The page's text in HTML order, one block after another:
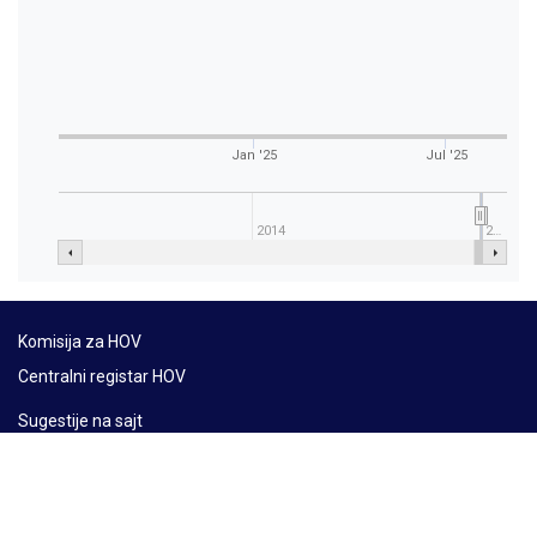
Jan '25 Jul '25
2014 2…
Komisija za HOV
Centralni registar HOV
Sugestije na sajt